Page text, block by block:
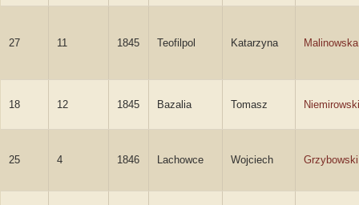
27 11 1845 Teofilpol Katarzyna Malinowska
18 12 1845 Bazalia Tomasz Niemirowski
25 4 1846 Lachowce Wojciech Grzybowski